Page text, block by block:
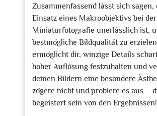
Zusammenfassend lässt sich sagen,
Einsatz eines Makroobjektivs bei der
Miniaturfotografie unerlässlich ist,
bestmögliche Bildqualität zu
ermöglicht dir, winzige Details
hoher Auflösung festzuhalten und
deinen Bildern eine besondere
zögere nicht und probiere es aus –
begeistert sein von den Ergebnissen!